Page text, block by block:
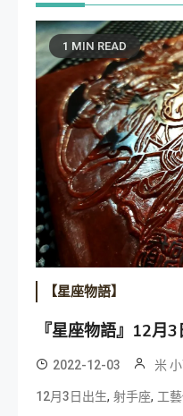
1 MIN READ
【星座物語】
『星座物語』12月
2022-12-03 米
12月3日出生, 射手座, 工